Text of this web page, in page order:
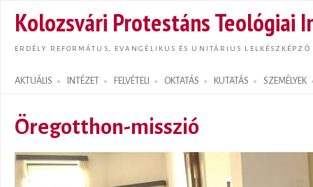
Kolozsvári Protestáns Teológiai
ERDÉLY REFORMÁTUS, EVANGÉLIKUS ÉS UNITÁRIUS LELKÉSZKÉPZŐ
AKTUÁLIS INTÉZET FELVÉTELI OKTATÁS KUTATÁS SZEMÉLYEK
Search form
Öregotthon-misszió